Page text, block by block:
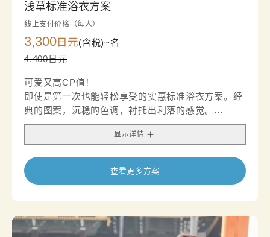
浅草标准浴衣方案
线上支付价格（每人）
3,300 日元(含税)~名
4,400日元
可爱又高CP值！
即使是第一次也能轻松享受的实惠标准浴衣方案。经
典的图案，沉稳的色调，衬托出利落的感觉。
我们还建议您在腰带可以搭配腰带配饰，打造别致的
显示详情
查看更多方案